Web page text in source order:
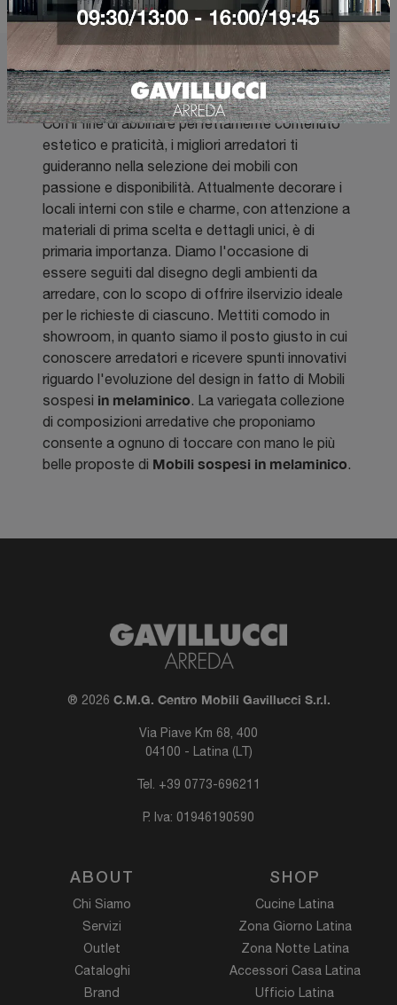
Mobili sospesi in melaminico
Con il fine di abbinare perfettamente contenuto
estetico e praticità, i migliori arredatori ti
guideranno nella selezione dei mobili con
passione e disponibilità. Attualmente decorare i
locali interni con stile e charme, con attenzione a
materiali di prima scelta e dettagli unici, è di
primaria importanza. Diamo l'occasione di
essere seguiti dal disegno degli ambienti da
arredare, con lo scopo di offrire ilservizio ideale
per le richieste di ciascuno. Mettiti comodo in
showroom, in quanto siamo il posto giusto in cui
conoscere arredatori e ricevere spunti innovativi
riguardo l'evoluzione del design in fatto di Mobili
sospesi in melaminico. La variegata collezione
di composizioni arredative che proponiamo
consente a ognuno di toccare con mano le più
belle proposte di Mobili sospesi in melaminico.
® 2026 C.M.G. Centro Mobili Gavillucci S.r.l.
Via Piave Km 68, 400
04100 - Latina (LT)
Tel. +39 0773-696211
P. Iva: 01946190590
ABOUT
Chi Siamo
Servizi
Outlet
Cataloghi
Brand
SHOP
Cucine Latina
Zona Giorno Latina
Zona Notte Latina
Accessori Casa Latina
Ufficio Latina